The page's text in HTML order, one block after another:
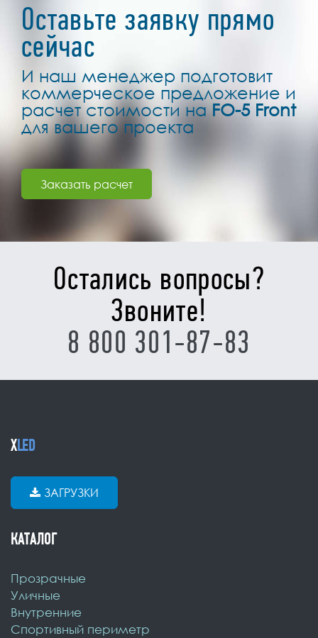
Оставьте заявку прямо
сейчас
И наш менеджер подготовит
коммерческое предложение и
расчет стоимости наFO-5 Front
для вашего проекта
Заказать расчет
Остались вопросы?
Звоните!
8 800 301-87-83
XLED
ЗАГРУЗКИ
КАТАЛОГ
Прозрачные
Уличные
Внутренние
Спортивный периметр